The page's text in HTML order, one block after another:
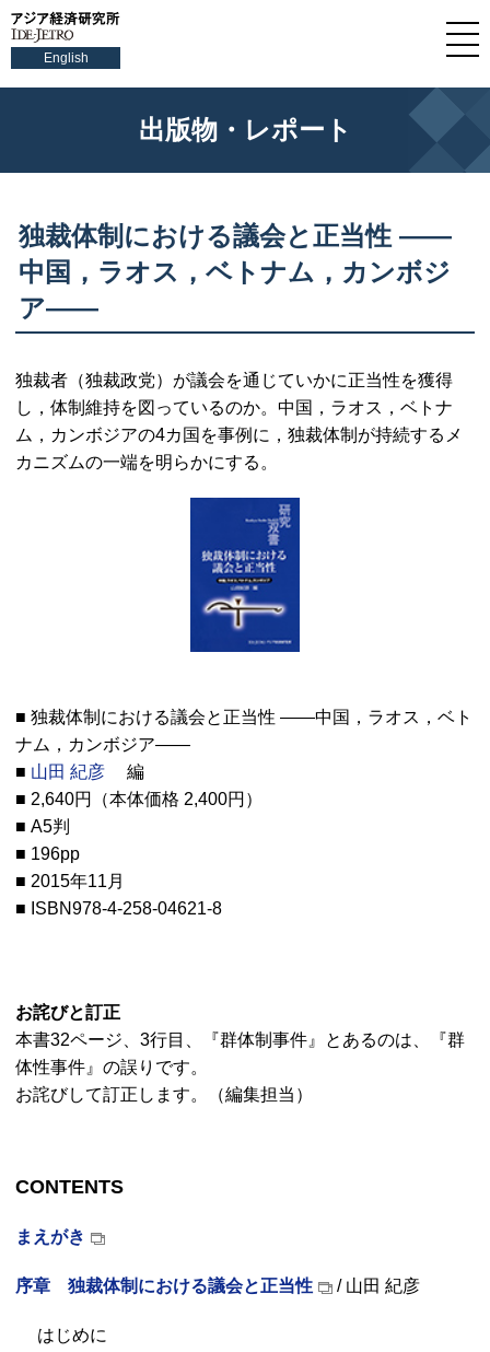
English
出版物・レポート
独裁体制における議会と正当性 ――
中国，ラオス，ベトナム，カンボジ
ア――
独裁者（独裁政党）が議会を通じていかに正当性を獲得
し，体制維持を図っているのか。中国，ラオス，ベトナ
ム，カンボジアの4カ国を事例に，独裁体制が持続するメ
カニズムの一端を明らかにする。
■ 独裁体制における議会と正当性 ――中国，ラオス，ベト
ナム，カンボジア――
■ 山田 紀彦
編
■ 2,640円（本体価格 2,400円）
■ A5判
■ 196pp
■ 2015年11月
■ ISBN978-4-258-04621-8
お詫びと訂正
本書32ページ、3行目、『群体制事件』とあるのは、『群
体性事件』の誤りです。
お詫びして訂正します。（編集担当）
CONTENTS
まえがき
序章 独裁体制における議会と正当性 / 山田 紀彦
はじめに